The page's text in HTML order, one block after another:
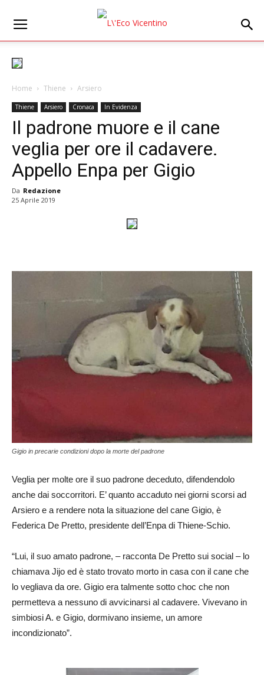
Home Thiene Arsiero
Thiene Arsiero Cronaca In Evidenza
Il padrone muore e il cane
veglia per ore il cadavere.
Appello Enpa per Gigio
Da Redazione
25 Aprile 2019
Gigio in precarie condizioni dopo la morte del padrone
Veglia per molte ore il suo padrone deceduto, difendendolo
anche dai soccorritori. E’ quanto accaduto nei giorni scorsi ad
Arsiero e a rendere nota la situazione del cane Gigio, è
Federica De Pretto, presidente dell’Enpa di Thiene-Schio.
“Lui, il suo amato padrone, – racconta De Pretto sui social – lo
chiamava Jijo ed è stato trovato morto in casa con il cane che
lo vegliava da ore. Gigio era talmente sotto choc che non
permetteva a nessuno di avvicinarsi al cadavere. Vivevano in
simbiosi A. e Gigio, dormivano insieme, un amore
incondizionato”.